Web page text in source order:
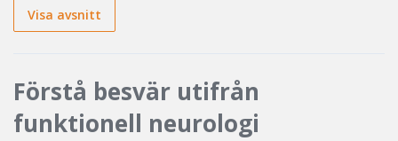
Visa avsnitt
Förstå besvär utifrån
funktionell neurologi